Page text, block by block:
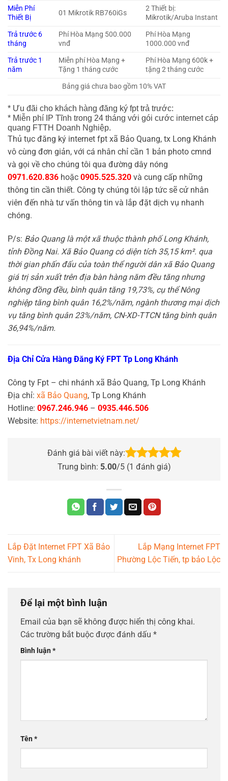
Miễn Phí
Thiết Bị
01 Mikrotik RB760iGs
2 Thiết bị:
Mikrotik/Aruba Instant
Trả trước 6
tháng
Phí Hòa Mạng 500.000
vnđ
Phí Hòa Mạng
1000.000 vnđ
Trả trước 1
năm
Miễn phí Hòa Mạng +
Tặng 1 tháng cước
Phí Hòa Mạng 600k +
tặng 2 tháng cước
Bảng giá chưa bao gồm 10% VAT
* Ưu đãi cho khách hàng đăng ký fpt trả trước:
* Miễn phí IP Tĩnh trong 24 tháng với gói cước internet cáp
quang FTTH Doanh Nghiệp.
Thủ tục đăng ký internet fpt xã Bảo Quang, tx Long Khánh
vô cùng đơn giản, với cá nhân chỉ cần 1 bản photo cmnd
và gọi về cho chúng tôi qua đường dây nóng
0971.620.836 hoặc 0905.525.320 và cung cấp những
thông tin cần thiết. Công ty chúng tôi lập tức sẽ cử nhân
viên đến nhà tư vấn thông tin và lắp đặt dịch vụ nhanh
chóng.
P/s: Bảo Quang là một xã thuộc thành phố Long Khánh,
tỉnh Đồng Nai. Xã Bảo Quang có diện tích 35,15 km². qua
thời gian phấn đấu của toàn thể người dân xã Bảo Quang
giá trị sản xuất trên địa bàn hàng năm đều tăng nhưng
không đồng đều, bình quân tăng 19,73%, cụ thể Nông
nghiệp tăng bình quân 16,2%/năm, ngành thương mại dịch
vụ tăng bình quân 23%/năm, CN-XD-TTCN tăng bình quân
36,94%/năm.
Địa Chỉ Cửa Hàng Đăng Ký FPT Tp Long Khánh
Công ty Fpt – chi nhánh xã Bảo Quang, Tp Long Khánh
Địa chỉ: xã Bảo Quang, Tp Long Khánh
Hotline: 0967.246.946 – 0935.446.506
Website: https://internetvietnam.net/
Đánh giá bài viết này:
Trung bình: 5.00/5 (1 đánh giá)
Lắp Đặt Internet FPT Xã Bảo
Vinh, Tx Long khánh
Lắp Mạng Internet FPT
Phường Lộc Tiến, tp bảo Lộc
Để lại một bình luận
Email của bạn sẽ không được hiển thị công khai.
Các trường bắt buộc được đánh dấu *
Bình luận*
Tên*